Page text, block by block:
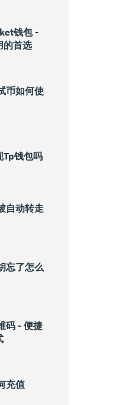
钱包 -
的首选
币如何使
tp钱包吗
自动转走
忘了怎么
码 - 便捷
充值